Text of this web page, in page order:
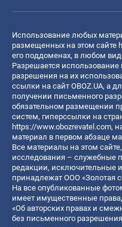
Использование любых
размещенных на этом сайте
его поддоменах, в любом
Разрешается
разрешения на их
ссылки на сайт OBOZ.UA, а
получении письменного
обязательном размещении
систем, гиперссылки на
https://www.obozrevatel.com,
материал в первом абзаце
Все материалы на этом
исследования – служебные
редакции, исключительные
принадлежат ООО «Золотая
На все опубликованные
имеет имущественные
«Об авторских правах и
без письменного